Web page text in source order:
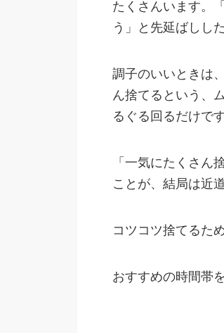
たくさんいます。
う」と先延ばしし
調子のいいときは
ん捨てるという、
るぐる回るだけです
「一気にたくさん
ことが、結局は近
コツコツ捨てるた
おすすめの時間帯